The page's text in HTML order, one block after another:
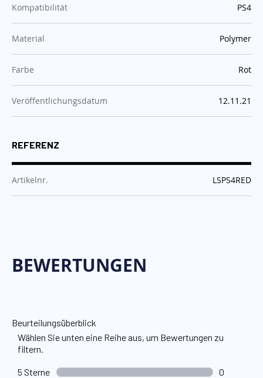
Kompatibilität :PS4
Material :Polymer
Farbe :Rot
Veröffentlichungsdatum :12.11.21
REFERENZ
Artikelnr. :LSPS4RED